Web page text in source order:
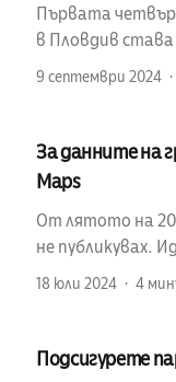
Първата
в Пловдив
9 септември 2024
За данните на
Maps
От лятото на
не публикувах.
18 юли 2024 4
Подсигурете